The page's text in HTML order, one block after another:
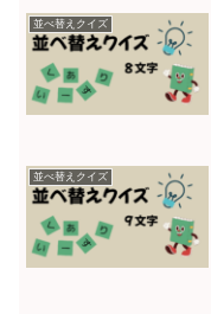
並べ替えクイズ
並べ替えクイズ